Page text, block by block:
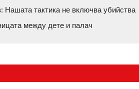
тактика не включва убийства
между дете и палач